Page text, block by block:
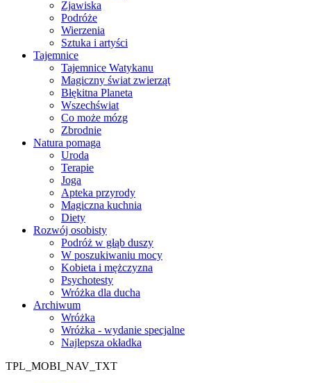
Zjawiska
Podróże
Wierzenia
Sztuka i artyści
Tajemnice
Tajemnice Watykanu
Magiczny świat zwierząt
Błękitna Planeta
Wszechświat
Co może mózg
Zbrodnie
Natura pomaga
Uroda
Terapie
Joga
Apteka przyrody
Magiczna kuchnia
Diety
Rozwój osobisty
Podróż w głąb duszy
W poszukiwaniu mocy
Kobieta i mężczyzna
Psychotesty
Wróżka dla ducha
Archiwum
Wróżka
Wróżka - wydanie specjalne
Najlepsza okładka
TPL_MOBI_NAV_TXT